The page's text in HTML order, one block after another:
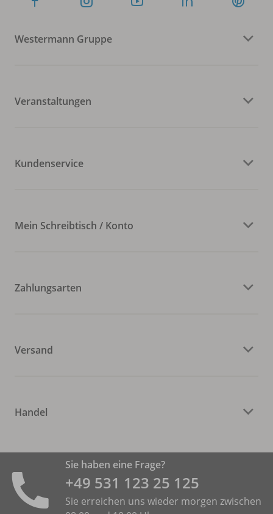
Westermann Gruppe
Veranstaltungen
Kundenservice
Mein Schreibtisch / Konto
Zahlungsarten
Versand
Handel
Sie haben eine Frage?
+49 531 ­123 25 125
Sie erreichen uns wieder morgen zwischen